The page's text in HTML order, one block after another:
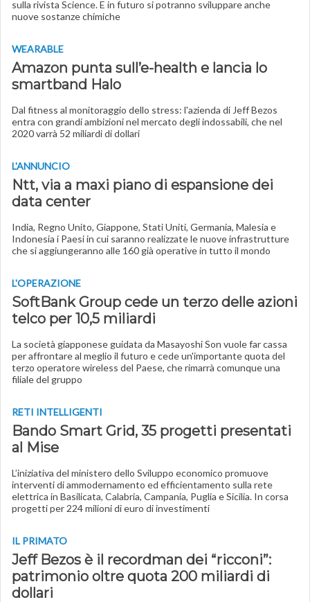
sulla rivista Science. E in futuro si potranno sviluppare anche
nuove sostanze chimiche
WEARABLE
Amazon punta sull’e-health e lancia lo
smartband Halo
Dal fitness al monitoraggio dello stress: l'azienda di Jeff Bezos
entra con grandi ambizioni nel mercato degli indossabili, che nel
2020 varrà 52 miliardi di dollari
L'ANNUNCIO
Ntt, via a maxi piano di espansione dei
data center
India, Regno Unito, Giappone, Stati Uniti, Germania, Malesia e
Indonesia i Paesi in cui saranno realizzate le nuove infrastrutture
che si aggiungeranno alle 160 già operative in tutto il mondo
L'OPERAZIONE
SoftBank Group cede un terzo delle azioni
telco per 10,5 miliardi
La società giapponese guidata da Masayoshi Son vuole far cassa
per affrontare al meglio il futuro e cede un'importante quota del
terzo operatore wireless del Paese, che rimarrà comunque una
filiale del gruppo
RETI INTELLIGENTI
Bando Smart Grid, 35 progetti presentati
al Mise
L’iniziativa del ministero dello Sviluppo economico promuove
interventi di ammodernamento ed efficientamento sulla rete
elettrica in Basilicata, Calabria, Campania, Puglia e Sicilia. In corsa
progetti per 224 milioni di euro di investimenti
IL PRIMATO
Jeff Bezos è il recordman dei “ricconi”:
patrimonio oltre quota 200 miliardi di
dollari